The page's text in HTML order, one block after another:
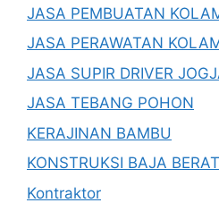
JASA PEMBUATAN
JASA PERAWATAN
JASA SUPIR DRIVER
JASA TEBANG POHON
KERAJINAN BAMBU
KONSTRUKSI BAJA BERAT
Kontraktor